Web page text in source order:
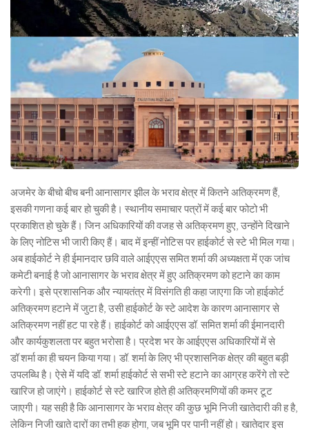
अजमेर के बीचो बीच बनी आनासागर झील के भराव क्षेत्र में कितने अतिक्रमण हैं,
इसकी गणना कई बार हो चुकी है। स्थानीय समाचार पत्रों में कई बार फोटो भी
प्रकाशित हो चुके हैं। जिन अधिकारियों की वजह से अतिक्रमण हुए, उन्होंने दिखाने
के लिए नोटिस भी जारी किए हैं। बाद में इन्हीं नोटिस पर हाईकोर्ट से स्टे भी मिल गया।
अब हाईकोर्ट ने ही ईमानदार छवि वाले आईएएस समित शर्मा की अध्यक्षता में एक जांच
कमेटी बनाई है जो आनासागर के भराव क्षेत्र में हुए अतिक्रमण को हटाने का काम
करेगी। इसे प्रशासनिक और न्यायतंत्र में विसंगति ही कहा जाएगा कि जो हाईकोर्ट
अतिक्रमण हटाने में जुटा है, उसी हाईकोर्ट के स्टे आदेश के कारण आनासागर से
अतिक्रमण नहीं हट पा रहे हैं। हाईकोर्ट को आईएएस डॉ. समित शर्मा की ईमानदारी
और कार्यकुशलता पर बहुत भरोसा है। प्रदेश भर के आईएएस अधिकारियों में से
डॉ शर्मा का ही चयन किया गया। डॉ. शर्मा के लिए भी प्रशासनिक क्षेत्र की बहुत बड़ी
उपलब्धि है। ऐसे में यदि डॉ. शर्मा हाईकोर्ट से सभी स्टे हटाने का आग्रह करेंगे तो स्टे
खारिज हो जाएंगे। हाईकोर्ट से स्टे खारिज होते ही अतिक्रमणियों की कमर टूट
जाएगी। यह सही है कि आनासागर के भराव क्षेत्र की कुछ भूमि निजी खातेदारी की ह है,
लेकिन निजी खाते दारों का तभी हक होगा, जब भूमि पर पानी नहीं हो। खातेदार इस